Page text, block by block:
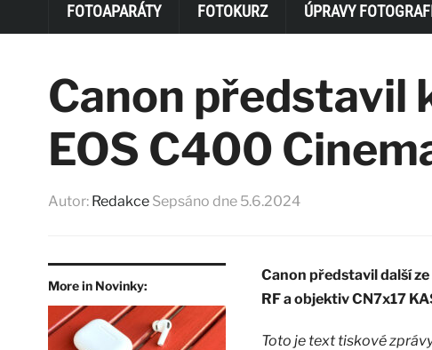
FOTOAPARÁTY FOTOKURZ ÚPRAVY
Canon představil
EOS C400
Autor: Redakce Sepsáno dne 5.6.2024
More in Novinky:
Canon představil další
RF a objektiv CN7x17
Toto je text tiskové